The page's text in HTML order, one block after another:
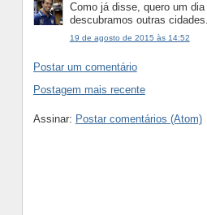
Como já disse, quero um
descubramos outras
19 de agosto de 2015 às 14:52
Postar um comentário
Postagem mais recente
Assinar: Postar comentários (Atom)